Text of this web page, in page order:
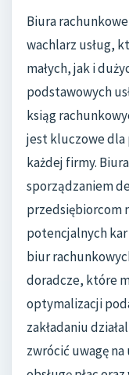
Biura
wachlarz usług,
małych, jak i
podstawowych
ksiąg
jest kluczowe dla
każdej firmy.
sporządzaniem
przedsiębiorcom
potencjalnych
biur
doradcze, które
optymalizacji
zakładaniu
zwrócić uwagę